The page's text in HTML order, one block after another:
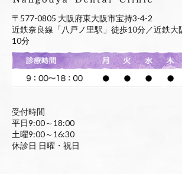
〒577-0805 大阪府東大阪市宝持3-4-2
近鉄奈良線「八戸ノ里駅」徒歩10分／近鉄大
10分
受付時間
平日9:00～18:00
土曜9:00～16:30
休診日 日曜・祝日